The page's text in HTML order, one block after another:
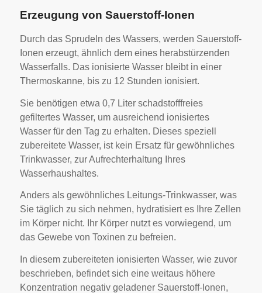
Erzeugung von Sauerstoff-Ionen
Durch das Sprudeln des Wassers, werden Sauerstoff-
Ionen erzeugt, ähnlich dem eines herabstürzenden
Wasserfalls. Das ionisierte Wasser bleibt in einer
Thermoskanne, bis zu 12 Stunden ionisiert.
Sie benötigen etwa 0,7 Liter schadstofffreies
gefiltertes Wasser, um ausreichend ionisiertes
Wasser für den Tag zu erhalten. Dieses speziell
zubereitete Wasser, ist kein Ersatz für gewöhnliches
Trinkwasser, zur Aufrechterhaltung Ihres
Wasserhaushaltes.
Anders als gewöhnliches Leitungs-Trinkwasser, was
Sie täglich zu sich nehmen, hydratisiert es Ihre Zellen
im Körper nicht. Ihr Körper nutzt es vorwiegend, um
das Gewebe von Toxinen zu befreien.
In diesem zubereiteten ionisierten Wasser, wie zuvor
beschrieben, befindet sich eine weitaus höhere
Konzentration negativ geladener Sauerstoff-Ionen,